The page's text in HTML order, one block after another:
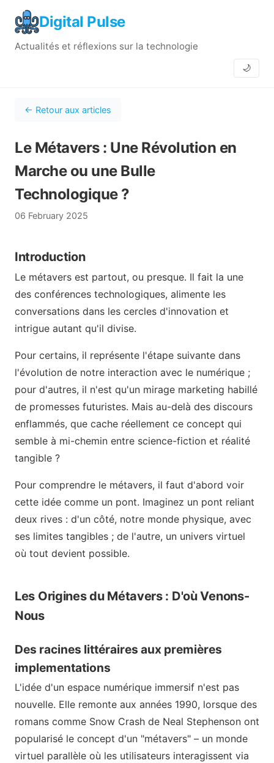
Digital Pulse
Actualités et réflexions sur la technologie
🌙
← Retour aux articles
Le Métavers : Une Révolution en
Marche ou une Bulle
Technologique ?
06 February 2025
Introduction
Le métavers est partout, ou presque. Il fait la une
des conférences technologiques, alimente les
conversations dans les cercles d'innovation et
intrigue autant qu'il divise.
Pour certains, il représente l'étape suivante dans
l'évolution de notre interaction avec le numérique ;
pour d'autres, il n'est qu'un mirage marketing habillé
de promesses futuristes. Mais au-delà des discours
enflammés, que cache réellement ce concept qui
semble à mi-chemin entre science-fiction et réalité
tangible ?
Pour comprendre le métavers, il faut d'abord voir
cette idée comme un pont. Imaginez un pont reliant
deux rives : d'un côté, notre monde physique, avec
ses limites tangibles ; de l'autre, un univers virtuel
où tout devient possible.
Les Origines du Métavers : D'où Venons-
Nous
Des racines littéraires aux premières
implementations
L'idée d'un espace numérique immersif n'est pas
nouvelle. Elle remonte aux années 1990, lorsque des
romans comme Snow Crash de Neal Stephenson ont
popularisé le concept d'un "métavers" – un monde
virtuel parallèle où les utilisateurs interagissent via